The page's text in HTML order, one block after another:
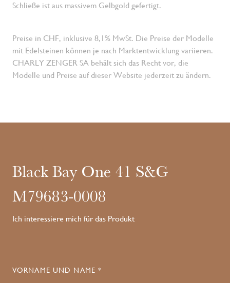
Schließe ist aus massivem Gelbgold gefertigt.
Preise in CHF, inklusive 8,1% MwSt. Die Preise der Modelle
mit Edelsteinen können je nach Marktentwicklung variieren.
CHARLY ZENGER SA behält sich das Recht vor, die
Modelle und Preise auf dieser Website jederzeit zu ändern.
Black Bay One 41 S&G
M79683-0008
Ich interessiere mich für das Produkt
VORNAME UND NAME *